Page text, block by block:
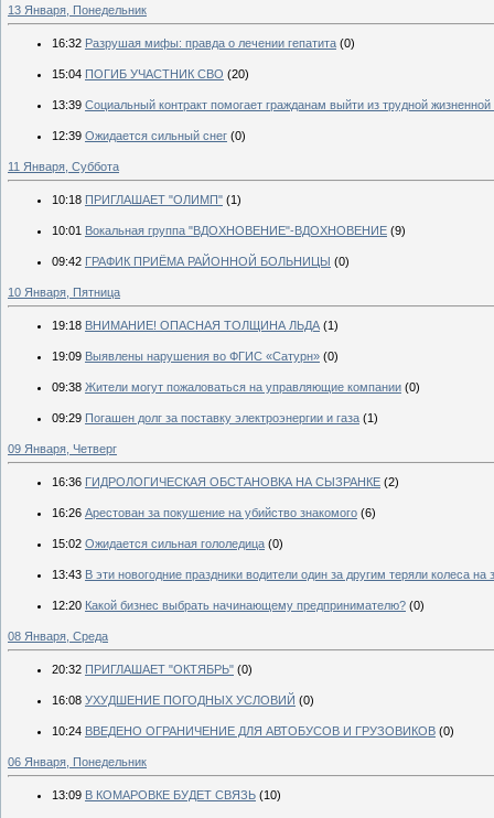
13 Января, Понедельник
16:32 Разрушая мифы: правда о лечении гепатита (0)
15:04 ПОГИБ УЧАСТНИК СВО (20)
13:39 Социальный контракт помогает гражданам выйти из трудной жизненной
12:39 Ожидается сильный снег (0)
11 Января, Суббота
10:18 ПРИГЛАШАЕТ "ОЛИМП" (1)
10:01 Вокальная группа "ВДОХНОВЕНИЕ"-ВДОХНОВЕНИЕ (9)
09:42 ГРАФИК ПРИЁМА РАЙОННОЙ БОЛЬНИЦЫ (0)
10 Января, Пятница
19:18 ВНИМАНИЕ! ОПАСНАЯ ТОЛЩИНА ЛЬДА (1)
19:09 Выявлены нарушения во ФГИС «Сатурн» (0)
09:38 Жители могут пожаловаться на управляющие компании (0)
09:29 Погашен долг за поставку электроэнергии и газа (1)
09 Января, Четверг
16:36 ГИДРОЛОГИЧЕСКАЯ ОБСТАНОВКА НА СЫЗРАНКЕ (2)
16:26 Арестован за покушение на убийство знакомого (6)
15:02 Ожидается сильная гололедица (0)
13:43 В эти новогодние праздники водители один за другим теряли колеса на
12:20 Какой бизнес выбрать начинающему предпринимателю? (0)
08 Января, Среда
20:32 ПРИГЛАШАЕТ "ОКТЯБРЬ" (0)
16:08 УХУДШЕНИЕ ПОГОДНЫХ УСЛОВИЙ (0)
10:24 ВВЕДЕНО ОГРАНИЧЕНИЕ ДЛЯ АВТОБУСОВ И ГРУЗОВИКОВ (0)
06 Января, Понедельник
13:09 В КОМАРОВКЕ БУДЕТ СВЯЗЬ (10)